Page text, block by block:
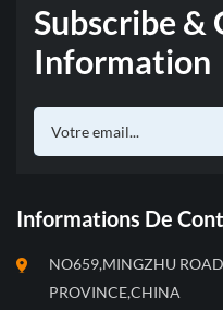
Subscribe &
Information
Informations De
NO659,MINGZHU
PROVINCE,CHINA